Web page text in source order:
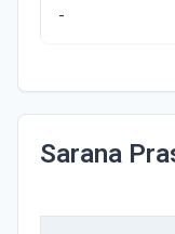
-
Sarana